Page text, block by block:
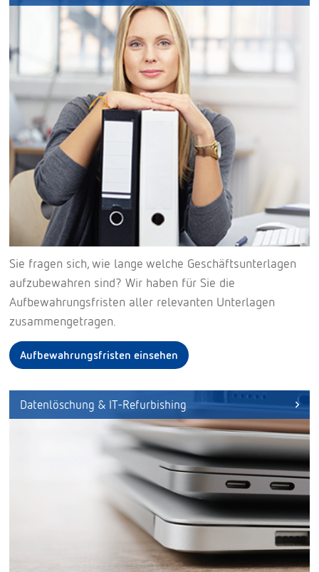
Sie fragen sich, wie lange welche Geschäftsunterlagen
aufzubewahren sind? Wir haben für Sie die
Aufbewahrungsfristen aller relevanten Unterlagen
zusammengetragen.
Aufbewahrungsfristen einsehen
Datenlöschung & IT-Refurbishing